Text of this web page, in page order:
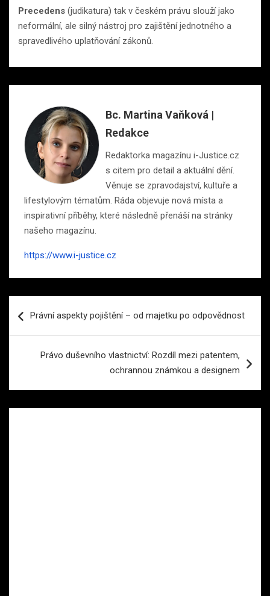
Precedens (judikatura) tak v českém právu slouží jako
neformální, ale silný nástroj pro zajištění jednotného a
spravedlivého uplatňování zákonů.
Bc. Martina Vaňková |
Redakce
Redaktorka magazínu i-Justice.cz
s citem pro detail a aktuální dění.
Věnuje se zpravodajství, kultuře a
lifestylovým tématům. Ráda objevuje nová místa a
inspirativní příběhy, které následně přenáší na stránky
našeho magazínu.
https://www.i-justice.cz
proPrávní aspekty pojištění – od majetku po odpovědnost
Právo duševního vlastnictví: Rozdíl mezi patentem,
ochrannou známkou a designem